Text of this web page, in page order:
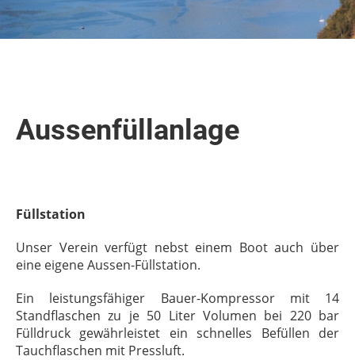
Aussenfüllanlage
Füllstation
Unser Verein verfügt nebst einem Boot auch über
eine eigene Aussen-Füllstation.
Ein leistungsfähiger Bauer-Kompressor mit 14
Standflaschen zu je 50 Liter Volumen bei 220 bar
Fülldruck gewährleistet ein schnelles Befüllen der
Tauchflaschen mit Pressluft.